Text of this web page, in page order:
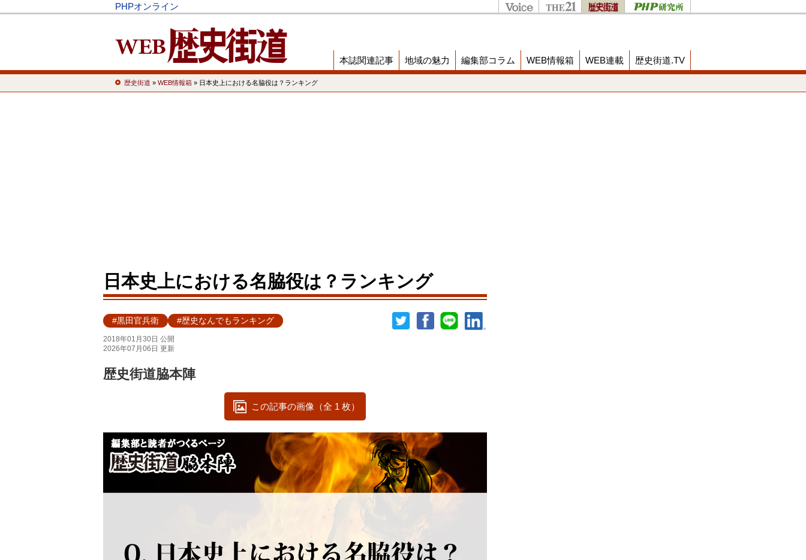
PHPオンライン
本誌関連記事 地域の魅力 編集部コラム WEB情報箱 WEB連載 歴史街道.TV
歴史街道 » WEB情報箱 » 日本史上における名脇役は？ランキング
日本史上における名脇役は？ランキング
#黒田官兵衛 #歴史なんでもランキング
2018年01月30日 公開
2026年07月06日 更新
歴史街道脇本陣
この記事の画像（全 1 枚）